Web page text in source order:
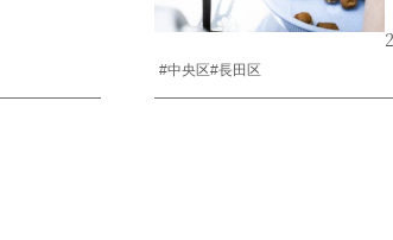
#中央区#長田区